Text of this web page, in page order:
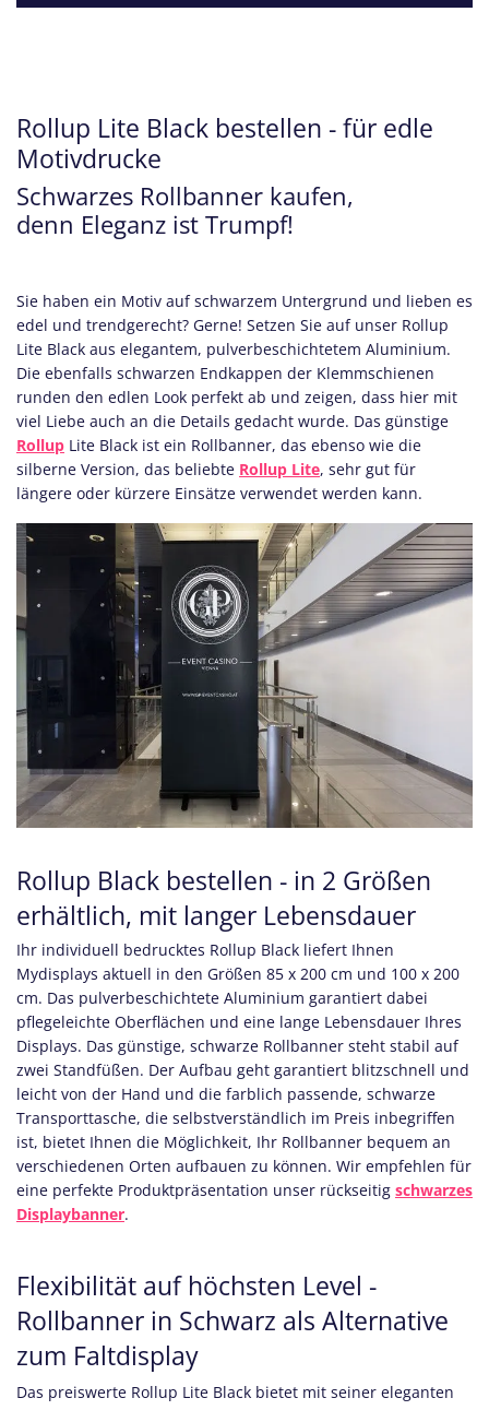
Rollup Lite Black bestellen - für edle
Motivdrucke
Schwarzes Rollbanner kaufen,
denn Eleganz ist Trumpf!
Sie haben ein Motiv auf schwarzem Untergrund und lieben es
edel und trendgerecht? Gerne! Setzen Sie auf unser Rollup
Lite Black aus elegantem, pulverbeschichtetem Aluminium.
Die ebenfalls schwarzen Endkappen der Klemmschienen
runden den edlen Look perfekt ab und zeigen, dass hier mit
viel Liebe auch an die Details gedacht wurde. Das günstige
Rollup Lite Black ist ein Rollbanner, das ebenso wie die
silberne Version, das beliebte Rollup Lite, sehr gut für
längere oder kürzere Einsätze verwendet werden kann.
Rollup Black bestellen - in 2 Größen
erhältlich, mit langer Lebensdauer
Ihr individuell bedrucktes Rollup Black liefert Ihnen
Mydisplays aktuell in den Größen 85 x 200 cm und 100 x 200
cm. Das pulverbeschichtete Aluminium garantiert dabei
pflegeleichte Oberflächen und eine lange Lebensdauer Ihres
Displays. Das günstige, schwarze Rollbanner steht stabil auf
zwei Standfüßen. Der Aufbau geht garantiert blitzschnell und
leicht von der Hand und die farblich passende, schwarze
Transporttasche, die selbstverständlich im Preis inbegriffen
ist, bietet Ihnen die Möglichkeit, Ihr Rollbanner bequem an
verschiedenen Orten aufbauen zu können. Wir empfehlen für
eine perfekte Produktpräsentation unser rückseitig schwarzes
Displaybanner.
Flexibilität auf höchsten Level -
Rollbanner in Schwarz als Alternative
zum Faltdisplay
Das preiswerte Rollup Lite Black bietet mit seiner eleganten